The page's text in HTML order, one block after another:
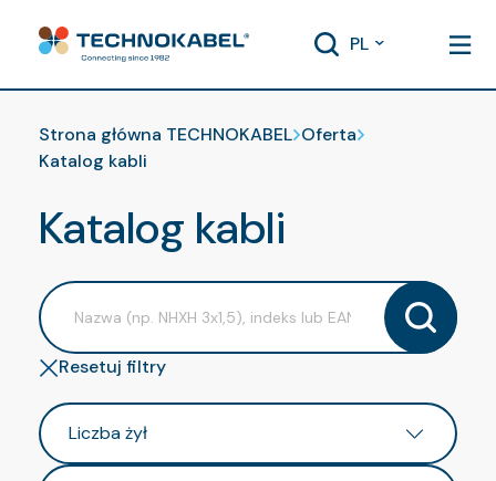
PL
Strona główna TECHNOKABEL Oferta
Katalog kabli
Katalog kabli
Resetuj filtry
Liczba żył